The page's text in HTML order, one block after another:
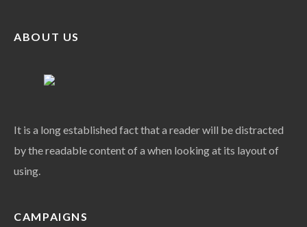
ABOUT US
It is a long established fact that a reader will be distracted
by the readable content of a when looking at its layout of
using.
CAMPAIGNS